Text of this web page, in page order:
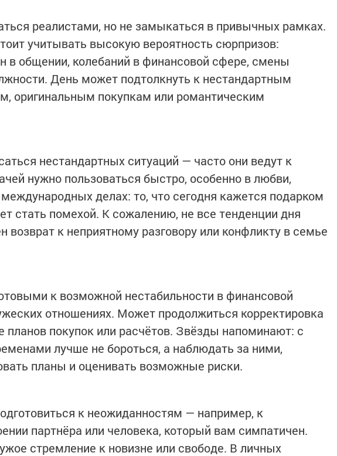
реалистами, но не замыкаться в привычных рамках.
учитывать высокую вероятность сюрпризов:
в общении, колебаний в финансовой сфере, смены
День может подтолкнуть к нестандартным
оригинальным покупкам или романтическим
нестандартных ситуаций — часто они ведут к
нужно пользоваться быстро, особенно в любви,
делах: то, что сегодня кажется подарком
стать помехой. К сожалению, не все тенденции дня
к неприятному разговору или конфликту в семье
к возможной нестабильности в финансовой
отношениях. Может продолжиться корректировка
планов покупок или расчётов. Звёзды напоминают: с
лучше не бороться, а наблюдать за ними,
планы и оценивать возможные риски.
к неожиданностям — например, к
партнёра или человека, который вам симпатичен.
стремление к новизне или свободе. В личных